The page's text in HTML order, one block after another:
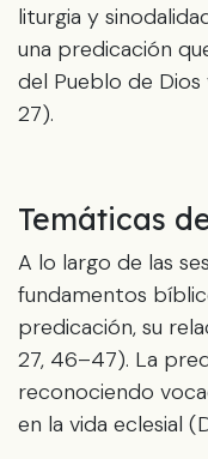
liturgia y
una predicación
del Pueblo de
27).
Temáticas
A lo largo de las
fundamentos
predicación, su
27, 46–47). La
reconociendo
en la vida eclesial